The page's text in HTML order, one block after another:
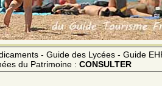
- Guide des Lycées - Guide
du Patrimoine : CONSULTER